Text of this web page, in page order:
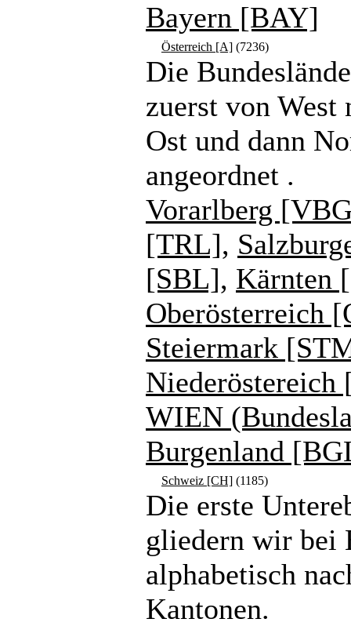
Bayern [BAY]
Österreich [A] (7236)
Die
zuerst von West
Ost und dann
angeordnet .
Vorarlberg
[TRL],
[SBL], Kärnten
Oberösterreich
Steiermark
Niederöstereich
WIEN
Burgenland
Schweiz [CH] (1185)
Die erste
gliedern wir bei
alphabetisch
Kantonen.